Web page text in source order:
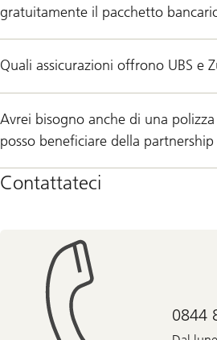
gratuitamente il pacchetto
Quali assicurazioni offrono UBS e
Avrei bisogno anche di una
posso beneficiare della
Contattateci
0844